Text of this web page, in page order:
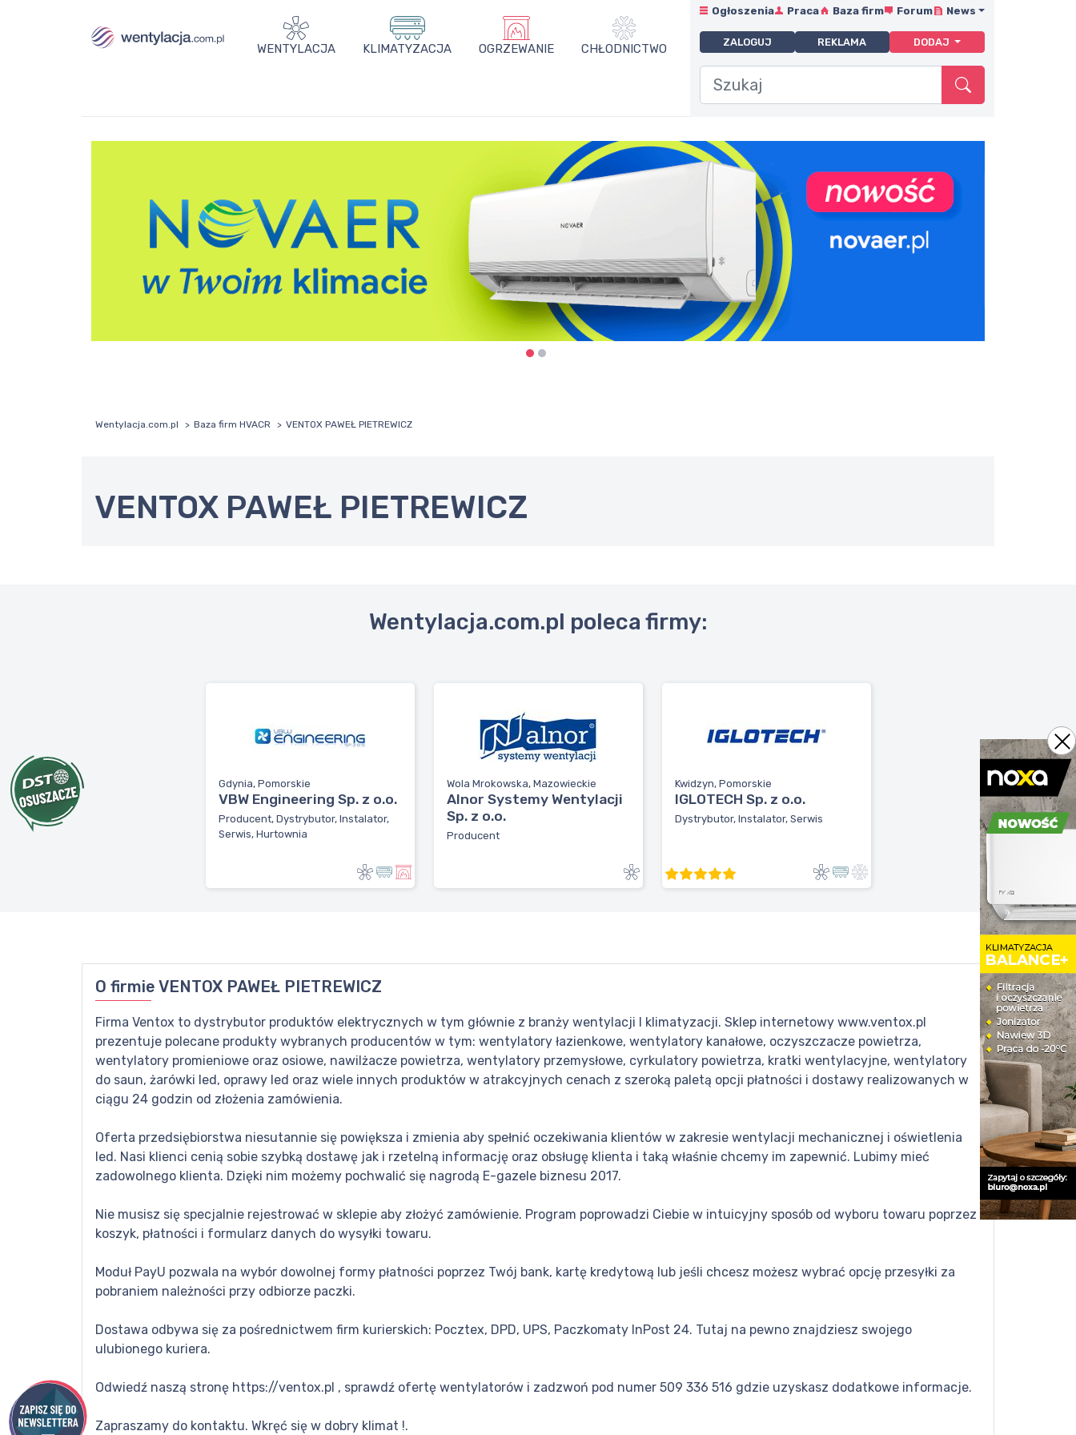
WENTYLACJA KLIMATYZACJA OGRZEWANIE CHŁODNICTWO
Ogłoszenia Praca Baza firm Forum News
ZALOGUJ REKLAMA DODAJ
Wentylacja.com.pl Baza firm HVACR VENTOX PAWEŁ PIETREWICZ
VENTOX PAWEŁ PIETREWICZ
Wentylacja.com.pl poleca firmy:
Gdynia, Pomorskie
VBW Engineering Sp. z o.o.
Producent, Dystrybutor, Instalator,
Serwis, Hurtownia
Wola Mrokowska, Mazowieckie
Alnor Systemy Wentylacji
Sp. z o.o.
Producent
Kwidzyn, Pomorskie
IGLOTECH Sp. z o.o.
Dystrybutor, Instalator, Serwis
O firmie VENTOX PAWEŁ PIETREWICZ
Firma Ventox to dystrybutor produktów elektrycznych w tym głównie z branży wentylacji I klimatyzacji. Sklep internetowy www.ventox.pl
prezentuje polecane produkty wybranych producentów w tym: wentylatory łazienkowe, wentylatory kanałowe, oczyszczacze powietrza,
wentylatory promieniowe oraz osiowe, nawilżacze powietrza, wentylatory przemysłowe, cyrkulatory powietrza, kratki wentylacyjne, wentylatory
do saun, żarówki led, oprawy led oraz wiele innych produktów w atrakcyjnych cenach z szeroką paletą opcji płatności i dostawy realizowanych w
ciągu 24 godzin od złożenia zamówienia.
Oferta przedsiębiorstwa niesutannie się powiększa i zmienia aby spełnić oczekiwania klientów w zakresie wentylacji mechanicznej i oświetlenia
led. Nasi klienci cenią sobie szybką dostawę jak i rzetelną informację oraz obsługę klienta i taką właśnie chcemy im zapewnić. Lubimy mieć
zadowolnego klienta. Dzięki nim możemy pochwalić się nagrodą E-gazele biznesu 2017.
Nie musisz się specjalnie rejestrować w sklepie aby złożyć zamówienie. Program poprowadzi Ciebie w intuicyjny sposób od wyboru towaru poprzez
koszyk, płatności i formularz danych do wysyłki towaru.
Moduł PayU pozwala na wybór dowolnej formy płatności poprzez Twój bank, kartę kredytową lub jeśli chcesz możesz wybrać opcję przesyłki za
pobraniem należności przy odbiorze paczki.
Dostawa odbywa się za pośrednictwem firm kurierskich: Pocztex, DPD, UPS, Paczkomaty InPost 24. Tutaj na pewno znajdziesz swojego
ulubionego kuriera.
Odwiedź naszą stronę https://ventox.pl , sprawdź ofertę wentylatorów i zadzwoń pod numer 509 336 516 gdzie uzyskasz dodatkowe informacje.
Zapraszamy do kontaktu. Wkręć się w dobry klimat !.